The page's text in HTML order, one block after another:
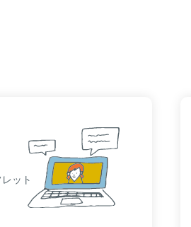
ット